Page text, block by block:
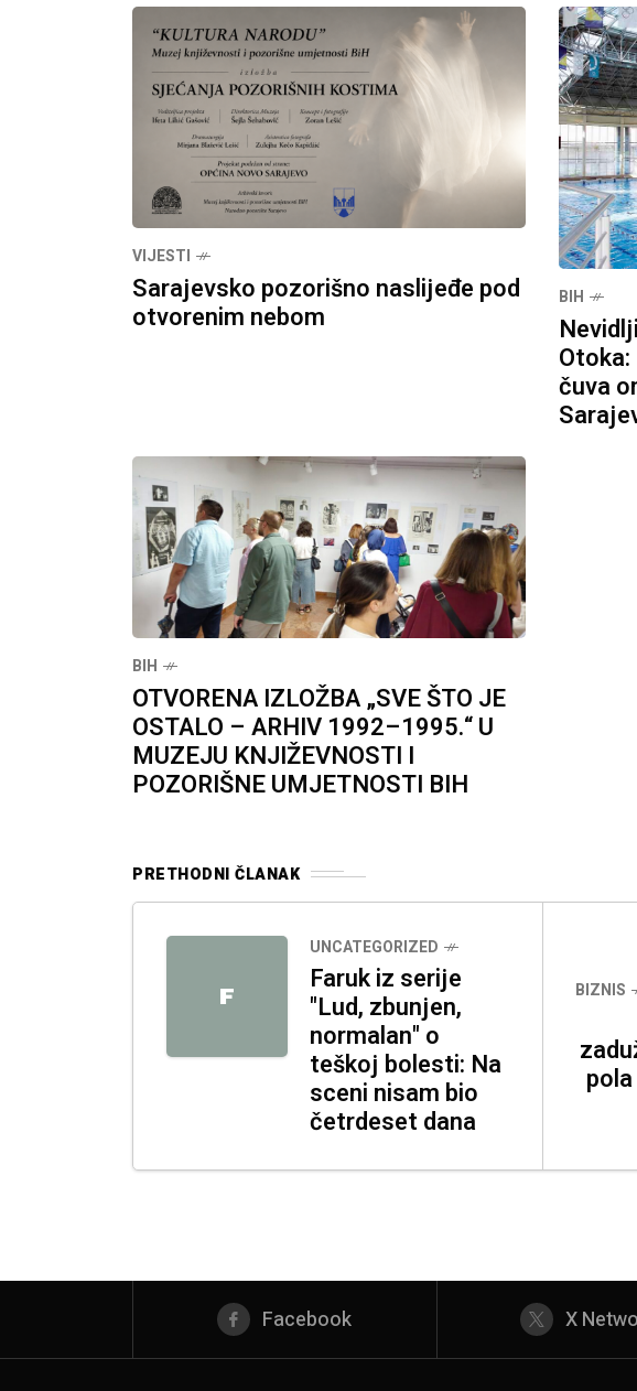
VIJESTI
Sarajevsko pozorišno naslijeđe pod
otvorenim nebom
BIH
čuva
BIH
OTVORENA IZLOŽBA „SVE ŠTO JE
OSTALO – ARHIV 1992–1995.“ U
MUZEJU KNJIŽEVNOSTI I
POZORIŠNE UMJETNOSTI BIH
PRETHODNI ČLANAK
F
UNCATEGORIZED
Faruk iz serije
"Lud, zbunjen,
normalan" o
teškoj bolesti: Na
sceni nisam bio
četrdeset dana
BIZNIS
Facebook X